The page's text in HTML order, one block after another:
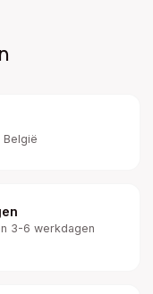
3-6 werkdagen